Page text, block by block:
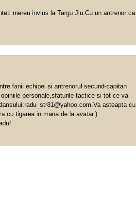
mereu invins la Targu Jiu.Cu un antrenor ca
fanii echipei si antrenorul secund-capitan
personale,sfaturile tactice si tot ce va
radu_str81@yahoo.com.Vaasteapta cu
cu tigarea in mana de la avatar.)